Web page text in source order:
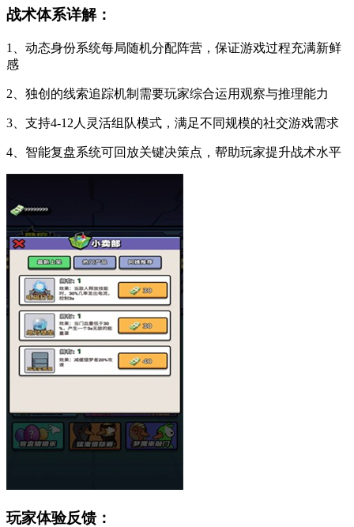
战术体系详解：
1、动态身份系统每局随机分配阵营，保证游戏过程充满新鲜
感
2、独创的线索追踪机制需要玩家综合运用观察与推理能力
3、支持4-12人灵活组队模式，满足不同规模的社交游戏需求
4、智能复盘系统可回放关键决策点，帮助玩家提升战术水平
玩家体验反馈：